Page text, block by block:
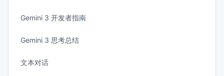
Gemini 3 开发者指南
Gemini 3 思考总结
文本对话